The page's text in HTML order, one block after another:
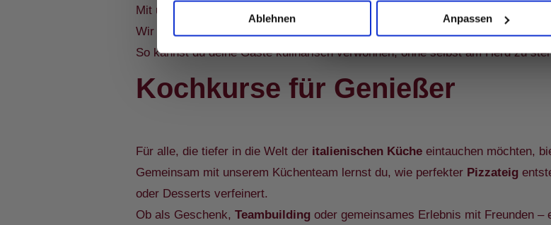
Ablehnen Anpassen
Mit unserem
Wir liefern
Lasagne
oder
So kannst du deine Gäste kulinarisch verwöhnen, ohne selbst am Herd zu
Kochkurse für Genießer
Für alle, die tiefer in die Welt der italienischen Küche eintauchen möchten,
Gemeinsam mit unserem Küchenteam lernst du, wie perfekter Pizzateig
oder Desserts verfeinert.
Ob als Geschenk, Teambuilding oder gemeinsames Erlebnis mit Freunden –